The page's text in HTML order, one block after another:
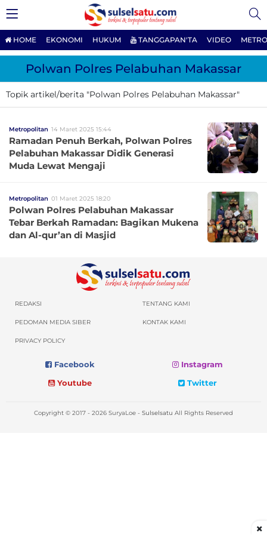
HOME EKONOMI HUKUM TANGGAPAN'TA VIDEO
Polwan Polres Pelabuhan Makassar
Topik artikel/berita "Polwan Polres Pelabuhan Makassar"
Metropolitan 14 Maret 2025 15:44
Ramadan Penuh Berkah, Polwan Polres
Pelabuhan Makassar Didik Generasi
Muda Lewat Mengaji
Metropolitan 01 Maret 2025 18:20
Polwan Polres Pelabuhan Makassar
Tebar Berkah Ramadan: Bagikan Mukena
dan Al-qur’an di Masjid
REDAKSI TENTANG KAMI
PEDOMAN MEDIA SIBER KONTAK KAMI
PRIVACY POLICY
Facebook
Instagram
Youtube
Twitter
Copyright © 2017 - 2026 SuryaLoe - Sulselsatu All Rights Reserved
×